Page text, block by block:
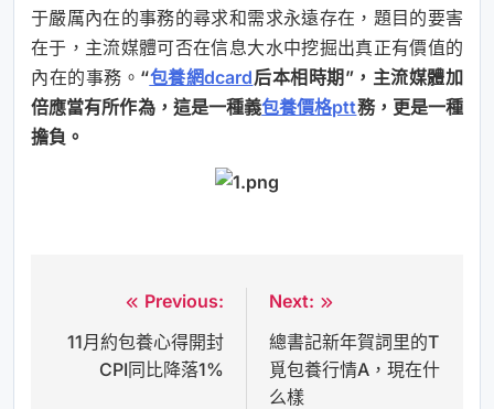
于嚴厲內在的事務的尋求和需求永遠存在，題目的要害
在于，主流媒體可否在信息大水中挖掘出真正有價值的
內在的事務。 “包養網dcard后本相時期”，主流媒體加
倍應當有所作為，這是一種義包養價格ptt務，更是一種
擔負。
章
Previous:
11月約包養心得開封
CPI同比降落1%
Next:
總書記新年賀詞里的T
覓包養行情A，現在什
么樣